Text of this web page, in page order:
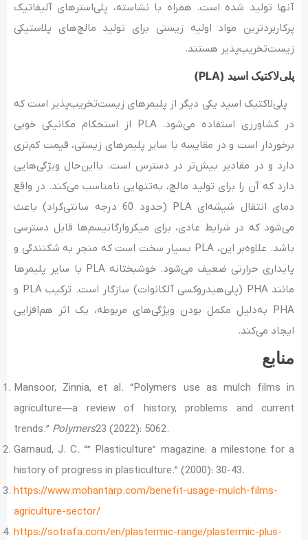
آنها تولید شده است. همراه با نشاسته، پلی‌استرهای آلیفاتیک
پرکاربردترین مواد اولیه زیستی برای تولید مالچ‌های پلاستیکی
زیست‌تخریب‌پذیر هستند.
پلی‌لاکتیک اسید (PLA)
پلی‌لاکتیک اسید یکی دیگر از پلیمرهای زیست‌تخریب‌پذیر است که
در کشاورزی استفاده می‌شود. PLA از استحکام مکانیکی خوبی
برخوردار است و در مقایسه با سایر پلیمرهای زیستی، قیمت کم‌تری
دارد و در مقادیر بیش‌تر در دسترس است. بااین‌حال ویژگی‌هایی
دارد که آن را برای تولید مالچ، به‌تنهایی نامناسب می‌کند. در واقع
دمای انتقال شیشه‌ای PLA (حدود 60 درجه سانتی‌گراد) باعث
می‌شود که در شرایط عادی، برای میکروارگانیسم‌ها قابل دسترسی
باشد. علاوه‌بر این، PLA بسیار سخت است که منجر به شکنندگی و
پایداری حرارتی ضعیف می‌شود. خوشبختانه PLA با سایر پلیمرها
مانند PHA (پلی‎‌هیدروکسی آلکانوات) سازگار است. ترکیب PLA و
PHA به‌دلیل مکمل بودن ویژگی‌های مربوطه، یک اثر هم‌افزایی
ایجاد می‌کند.
منابع
Mansoor, Zinnia, et al. “Polymers use as mulch films in
agriculture—a review of history, problems and current
trends.” Polymers23 (2022): 5062.
Garnaud, J. C. “” Plasticulture” magazine: a milestone for a
history of progress in plasticulture.” (2000): 30-43.
https://www.mohantarp.com/benefit-usage-mulch-films-
agriculture-sector/
https://sotrafa.com/en/plastermic-range/plastermic-plus-